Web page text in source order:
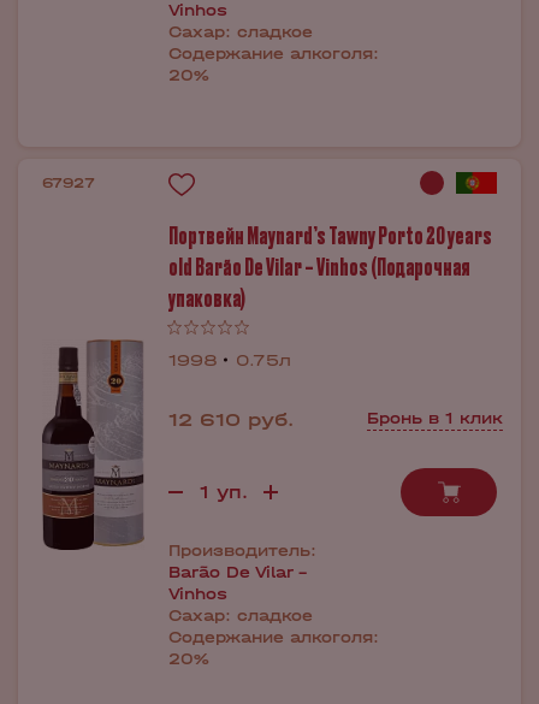
Vinhos
Сахар: сладкое
Содержание алкоголя:
20%
67927
Портвейн Maynard’s Tawny Porto 20 years
old Barão De Vilar – Vinhos (Подарочная
упаковка)
1998 0.75л
12 610 руб. Бронь в 1 клик
Производитель:
Barão De Vilar -
Vinhos
Сахар: сладкое
Содержание алкоголя:
20%